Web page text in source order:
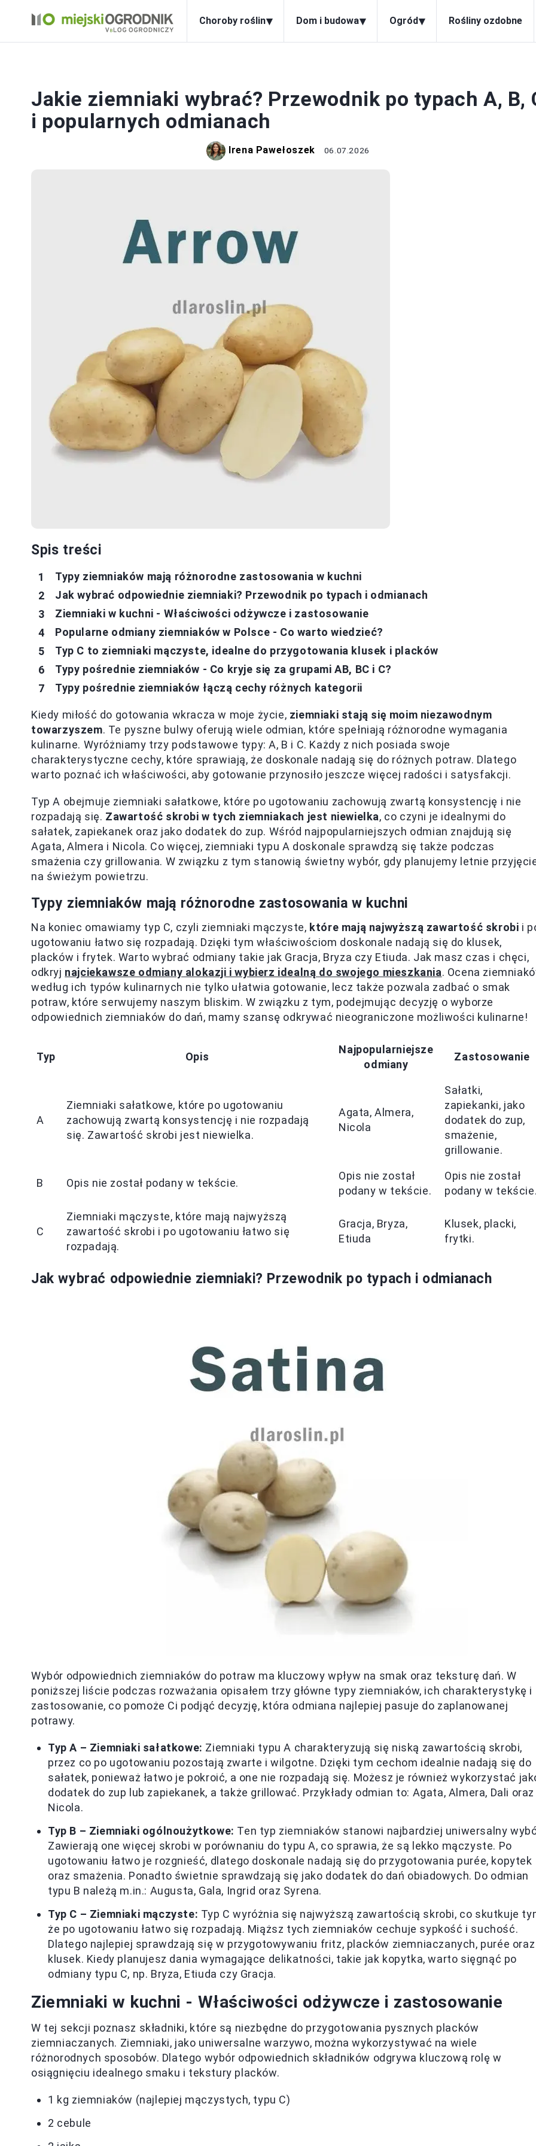
Choroby roślin▾ Dom i budowa▾ Ogród▾ Rośliny ozdobne
Jakie ziemniaki wybrać? Przewodnik po typach A, B,
i popularnych odmianach
Irena Pawełoszek 06.07.2026
Spis treści
Typy ziemniaków mają różnorodne zastosowania w kuchni
Jak wybrać odpowiednie ziemniaki? Przewodnik po typach i odmianach
Ziemniaki w kuchni - Właściwości odżywcze i zastosowanie
Popularne odmiany ziemniaków w Polsce - Co warto wiedzieć?
Typ C to ziemniaki mączyste, idealne do przygotowania klusek i placków
Typy pośrednie ziemniaków - Co kryje się za grupami AB, BC i C?
Typy pośrednie ziemniaków łączą cechy różnych kategorii
Kiedy miłość do gotowania wkracza w moje życie, ziemniaki stają się moim niezawodnym
towarzyszem. Te pyszne bulwy oferują wiele odmian, które spełniają różnorodne wymagania
kulinarne. Wyróżniamy trzy podstawowe typy: A, B i C. Każdy z nich posiada swoje
charakterystyczne cechy, które sprawiają, że doskonale nadają się do różnych potraw. Dlatego
warto poznać ich właściwości, aby gotowanie przynosiło jeszcze więcej radości i satysfakcji.
Typ A obejmuje ziemniaki sałatkowe, które po ugotowaniu zachowują zwartą konsystencję i nie
rozpadają się. Zawartość skrobi w tych ziemniakach jest niewielka, co czyni je idealnymi do
sałatek, zapiekanek oraz jako dodatek do zup. Wśród najpopularniejszych odmian znajdują się
Agata, Almera i Nicola. Co więcej, ziemniaki typu A doskonale sprawdzą się także podczas
smażenia czy grillowania. W związku z tym stanowią świetny wybór, gdy planujemy letnie
na świeżym powietrzu.
Typy ziemniaków mają różnorodne zastosowania w kuchni
Na koniec omawiamy typ C, czyli ziemniaki mączyste, które mają najwyższą zawartość skrobi i
ugotowaniu łatwo się rozpadają. Dzięki tym właściwościom doskonale nadają się do klusek,
placków i frytek. Warto wybrać odmiany takie jak Gracja, Bryza czy Etiuda. Jak masz czas i chęci,
odkryj najciekawsze odmiany alokazji i wybierz idealną do swojego mieszkania. Ocena
według ich typów kulinarnych nie tylko ułatwia gotowanie, lecz także pozwala zadbać o smak
potraw, które serwujemy naszym bliskim. W związku z tym, podejmując decyzję o wyborze
odpowiednich ziemniaków do dań, mamy szansę odkrywać nieograniczone możliwości kulinarne!
Typ Opis
Najpopularniejsze
odmiany
Zastosowanie
A
Ziemniaki sałatkowe, które po ugotowaniu
zachowują zwartą konsystencję i nie rozpadają
się. Zawartość skrobi jest niewielka.
Agata, Almera,
Nicola
Sałatki,
zapiekanki, jako
dodatek do zup,
smażenie,
grillowanie.
B Opis nie został podany w tekście.
Opis nie został
podany w tekście.
Opis nie został
podany w
C
Ziemniaki mączyste, które mają najwyższą
zawartość skrobi i po ugotowaniu łatwo się
rozpadają.
Gracja, Bryza,
Etiuda
Klusek, placki,
frytki.
Jak wybrać odpowiednie ziemniaki? Przewodnik po typach i odmianach
Wybór odpowiednich ziemniaków do potraw ma kluczowy wpływ na smak oraz teksturę dań. W
poniższej liście podczas rozważania opisałem trzy główne typy ziemniaków, ich charakterystykę i
zastosowanie, co pomoże Ci podjąć decyzję, która odmiana najlepiej pasuje do zaplanowanej
potrawy.
Typ A – Ziemniaki sałatkowe: Ziemniaki typu A charakteryzują się niską zawartością skrobi,
przez co po ugotowaniu pozostają zwarte i wilgotne. Dzięki tym cechom idealnie nadają się do
sałatek, ponieważ łatwo je pokroić, a one nie rozpadają się. Możesz je również wykorzystać
dodatek do zup lub zapiekanek, a także grillować. Przykłady odmian to: Agata, Almera, Dali oraz
Nicola.
Typ B – Ziemniaki ogólnoużytkowe: Ten typ ziemniaków stanowi najbardziej uniwersalny
Zawierają one więcej skrobi w porównaniu do typu A, co sprawia, że są lekko mączyste. Po
ugotowaniu łatwo je rozgnieść, dlatego doskonale nadają się do przygotowania purée, kopytek
oraz smażenia. Ponadto świetnie sprawdzają się jako dodatek do dań obiadowych. Do odmian
typu B należą m.in.: Augusta, Gala, Ingrid oraz Syrena.
Typ C – Ziemniaki mączyste: Typ C wyróżnia się najwyższą zawartością skrobi, co skutkuje
że po ugotowaniu łatwo się rozpadają. Miąższ tych ziemniaków cechuje sypkość i suchość.
Dlatego najlepiej sprawdzają się w przygotowywaniu fritz, placków ziemniaczanych, purée oraz
klusek. Kiedy planujesz dania wymagające delikatności, takie jak kopytka, warto sięgnąć po
odmiany typu C, np. Bryza, Etiuda czy Gracja.
Ziemniaki w kuchni - Właściwości odżywcze i zastosowanie
W tej sekcji poznasz składniki, które są niezbędne do przygotowania pysznych placków
ziemniaczanych. Ziemniaki, jako uniwersalne warzywo, można wykorzystywać na wiele
różnorodnych sposobów. Dlatego wybór odpowiednich składników odgrywa kluczową rolę w
osiągnięciu idealnego smaku i tekstury placków.
1 kg ziemniaków (najlepiej mączystych, typu C)
2 cebule